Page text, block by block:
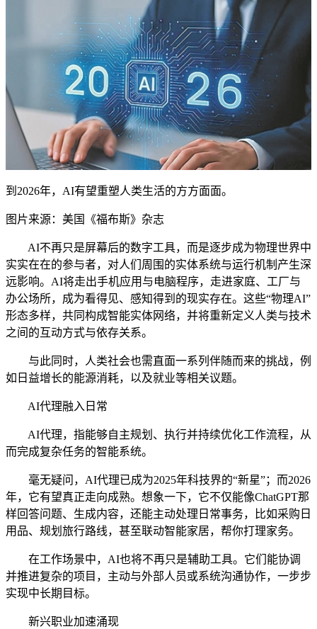
到2026年，AI有望重塑人类生活的方方面面。
图片来源：美国《福布斯》杂志
AI不再只是屏幕后的数字工具，而是逐步成为物理世界中
实实在在的参与者，对人们周围的实体系统与运行机制产生深
远影响。AI将走出手机应用与电脑程序，走进家庭、工厂与
办公场所，成为看得见、感知得到的现实存在。这些“物理AI”
形态多样，共同构成智能实体网络，并将重新定义人类与技术
之间的互动方式与依存关系。
与此同时，人类社会也需直面一系列伴随而来的挑战，例
如日益增长的能源消耗，以及就业等相关议题。
AI代理融入日常
AI代理，指能够自主规划、执行并持续优化工作流程，从
而完成复杂任务的智能系统。
毫无疑问，AI代理已成为2025年科技界的“新星”；而2026
年，它有望真正走向成熟。想象一下，它不仅能像ChatGPT那
样回答问题、生成内容，还能主动处理日常事务，比如采购日
用品、规划旅行路线，甚至联动智能家居，帮你打理家务。
在工作场景中，AI也将不再只是辅助工具。它们能协调
并推进复杂的项目，主动与外部人员或系统沟通协作，一步步
实现中长期目标。
新兴职业加速涌现